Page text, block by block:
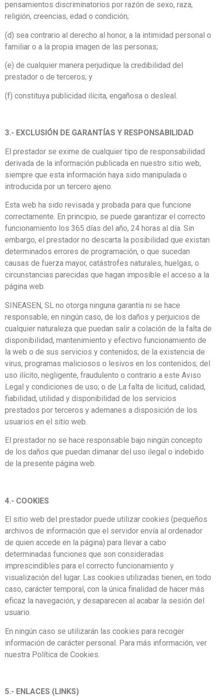
pensamientos discriminatorios por razón de sexo, raza,
religión, creencias, edad o condición;
(d) sea contrario al derecho al honor, a la intimidad personal o
familiar o a la propia imagen de las personas;
(e) de cualquier manera perjudique la credibilidad del
prestador o de terceros; y
(f) constituya publicidad ilícita, engañosa o desleal.
3.- EXCLUSIÓN DE GARANTÍAS Y RESPONSABILIDAD
El prestador se exime de cualquier tipo de responsabilidad
derivada de la información publicada en nuestro sitio web,
siempre que esta información haya sido manipulada o
introducida por un tercero ajeno.
Esta web ha sido revisada y probada para que funcione
correctamente. En principio, se puede garantizar el correcto
funcionamiento los 365 días del año, 24 horas al día. Sin
embargo, el prestador no descarta la posibilidad que existan
determinados errores de programación, o que sucedan
causas de fuerza mayor, catástrofes naturales, huelgas, o
circunstancias parecidas que hagan imposible el acceso a la
página web.
SINEASEN, SL no otorga ninguna garantía ni se hace
responsable, en ningún caso, de los daños y perjuicios de
cualquier naturaleza que puedan salir a colación de la falta de
disponibilidad, mantenimiento y efectivo funcionamiento de
la web o de sus servicios y contenidos; de la existencia de
virus, programas maliciosos o lesivos en los contenidos; del
uso ilícito, negligente, fraudulento o contrario a este Aviso
Legal y condiciones de uso; o de La falta de licitud, calidad,
fiabilidad, utilidad y disponibilidad de los servicios
prestados por terceros y ademanes a disposición de los
usuarios en el sitio web.
El prestador no se hace responsable bajo ningún concepto
de los daños que puedan dimanar del uso ilegal o indebido
de la presente página web.
4.- COOKIES
El sitio web del prestador puede utilizar cookies (pequeños
archivos de información que el servidor envía al ordenador
de quien accede en la página) para llevar a cabo
determinadas funciones que son consideradas
imprescindibles para el correcto funcionamiento y
visualización del lugar. Las cookies utilizadas tienen, en todo
caso, carácter temporal, con la única finalidad de hacer más
eficaz la navegación, y desaparecen al acabar la sesión del
usuario.
En ningún caso se utilizarán las cookies para recoger
información de carácter personal. Para más información, ver
nuestra Política de Cookies.
5.- ENLACES (LINKS)